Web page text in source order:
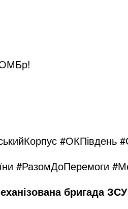
#ОКПівдень
#РазомДоПеремоги
бригада ЗСУ